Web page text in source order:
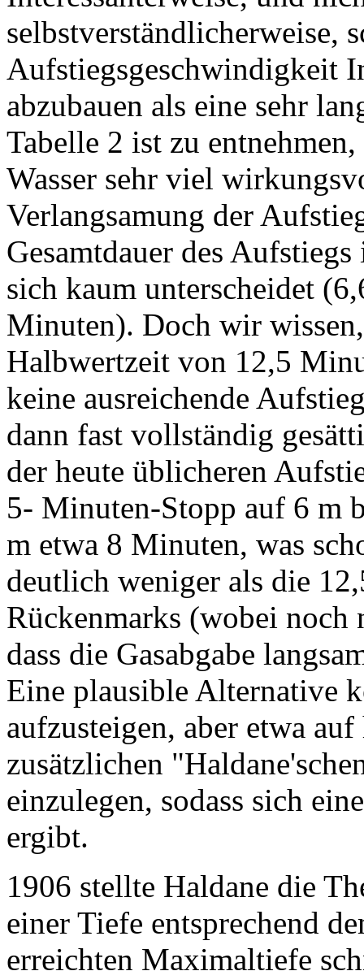
selbstverständlicherweise,
Aufstiegsgeschwindigkeit
abzubauen als eine sehr
Tabelle 2 ist zu
Wasser sehr viel
Verlangsamung der
Gesamtdauer des
sich kaum unterscheidet
Minuten). Doch wir
Halbwertzeit von 12,5
keine ausreichende
dann fast vollständig
der heute üblicheren
5- Minuten-Stopp auf 6 m
m etwa 8 Minuten, was
deutlich weniger als die
Rückenmarks (wobei
dass die Gasabgabe
Eine plausible Alternative
aufzusteigen, aber etwa
zusätzlichen
einzulegen, sodass sich
ergibt.
1906 stellte Haldane die
einer Tiefe entsprechend
erreichten Maximaltiefe